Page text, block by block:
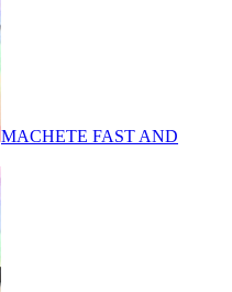
MACHETE FAST AND